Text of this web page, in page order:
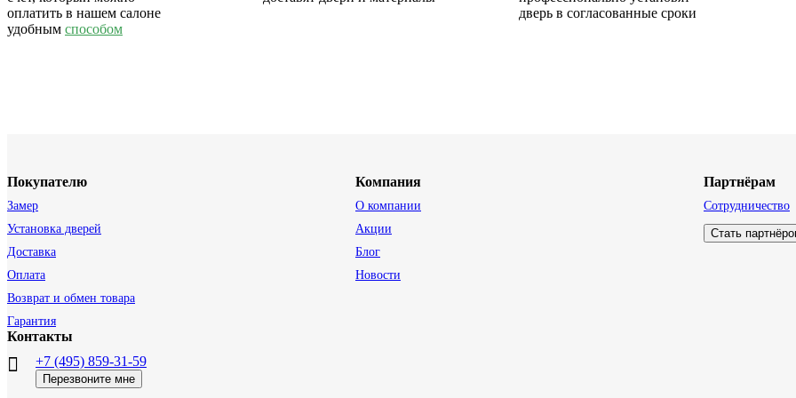
оплатить в нашем салоне
удобным способом
дверь в согласованные сроки
Покупателю
Замер
Установка дверей
Доставка
Оплата
Возврат и обмен товара
Гарантия
Компания
О компании
Акции
Блог
Новости
Партнёрам
Сотрудничество
Стать
Контакты
+7 (495) 859-31-59
Перезвоните мне